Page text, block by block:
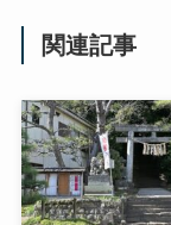
関連記事